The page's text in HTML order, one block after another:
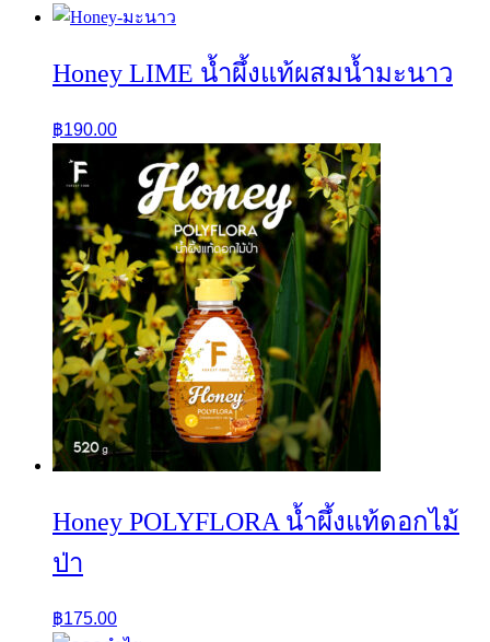
Honey LIME น้ำผึ้งแท้ผสมน้ำมะนาว
฿190.00
Honey POLYFLORA น้ำผึ้งแท้ดอกไม้
ป่า
฿175.00